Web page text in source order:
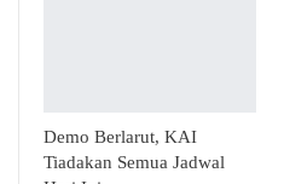
Demo Berlarut, KAI
Tiadakan Semua Jadwal